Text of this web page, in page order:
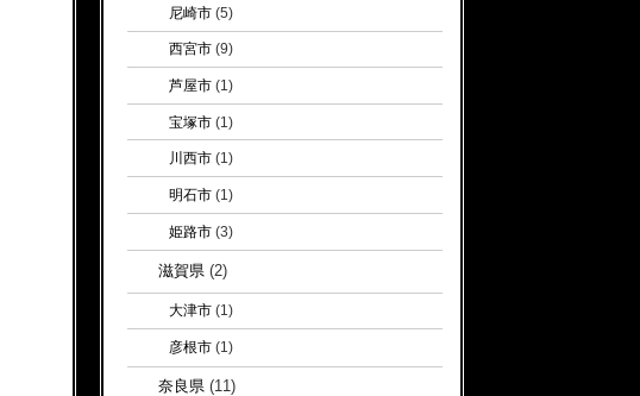
尼崎市(5)
西宮市(9)
芦屋市(1)
宝塚市(1)
川西市(1)
明石市(1)
姫路市(3)
滋賀県(2)
大津市(1)
彦根市(1)
奈良県(11)